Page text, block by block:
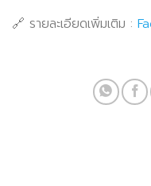
🔗 รายละเอียดเพิ่มเติม :